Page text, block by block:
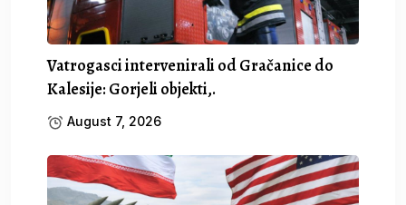
Vatrogasci intervenirali od Gračanice do
Kalesije: Gorjeli objekti,.
August 7, 2026